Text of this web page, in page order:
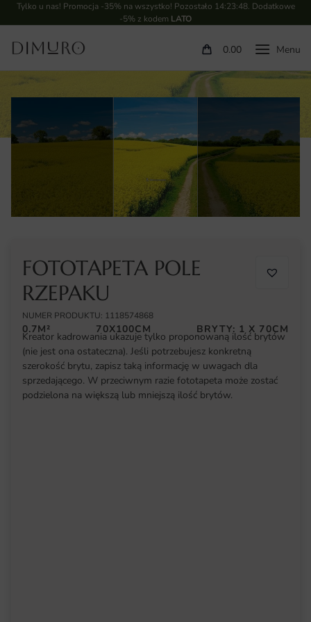
Tylko u nas! Promocja -35% na wszystko! Pozostało 14:23:48. Dodatkowe
-5% z kodem LATO
0.00
FOTOTAPETA POLE
RZEPAKU
NUMER PRODUKTU: 1118574868
0.7M² 70X100CM BRYTY: 1 X 70CM
Kreator kadrowania ukazuje tylko proponowaną ilość brytów
(nie jest ona ostateczna). Jeśli potrzebujesz konkretną
szerokość brytu, zapisz taką informację w uwagach dla
sprzedającego. W przeciwnym razie fototapeta może zostać
podzielona na większą lub mniejszą ilość brytów.